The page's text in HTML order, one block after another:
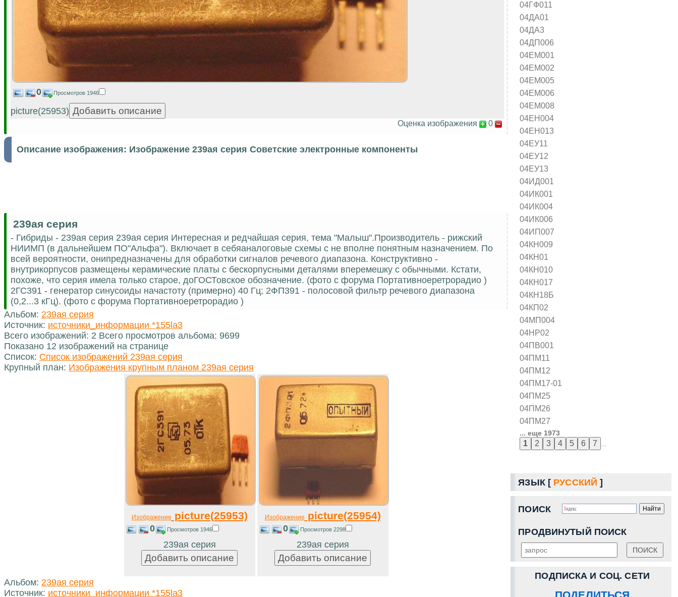
04ГФ011
04ДА01
04ДА3
04ДП006
04ЕМ001
04ЕМ002
04ЕМ005
04ЕМ006
04ЕМ008
04ЕН004
04ЕН013
04ЕУ11
04ЕУ12
04ЕУ13
04ИД001
04ИК001
04ИК004
04ИК006
04ИП007
04КН009
04КН01
04КН010
04КН017
04КН18Б
04КП02
04МП004
04НР02
04ПВ001
04ПМ11
04ПМ12
04ПМ17-01
04ПМ25
04ПМ26
04ПМ27
... еще 1973
ЯЗЫК [ РУССКИЙ ]
ПОИСК
ПРОДВИНУТЫЙ ПОИСК
ПОДПИСКА И СОЦ. СЕТИ
ПОДЕЛИТЬСЯ
0 Просмотров 1946
picture(25953)
Оценка изображения 0
Описание изображения: Изображение 239ая серия Советские электронные компоненты
239ая серия
- Гибриды - 239ая серия 239ая серия Интересная и редчайшая серия, тема "Малыш".Производитель - рижский
НИИМП (в дальнейшем ПО"Альфа"). Включает в себяаналоговые схемы с не вполне понятным назначением. По
всей вероятности, онипредназначены для обработки сигналов речевого диапазона. Конструктивно -
внутрикорпусов размещены керамические платы с бескорпусными деталями вперемешку с обычными. Кстати,
похоже, что серия имела только старое, доГОСТовское обозначение. (фото с форума Портативноеретрорадио )
2ГС391 - генератор синусоиды начастоту (примерно) 40 Гц; 2ФП391 - полосовой фильтр речевого диапазона
(0,2...3 кГц). (фото с форума Портативноеретрорадио )
Альбом: 239ая серия
Источник: источники_информации *155la3
Всего изображений: 2 Всего просмотров альбома: 9699
Показано 12 изображений на странице
Список: Список изображений 239ая серия
Крупный план: Изображения крупным планом 239ая серия
Изображение picture(25953)
0 Просмотров 1946
239ая серия
Изображение picture(25954)
0 Просмотров 2298
239ая серия
Альбом: 239ая серия
Источник: источники_информации *155la3